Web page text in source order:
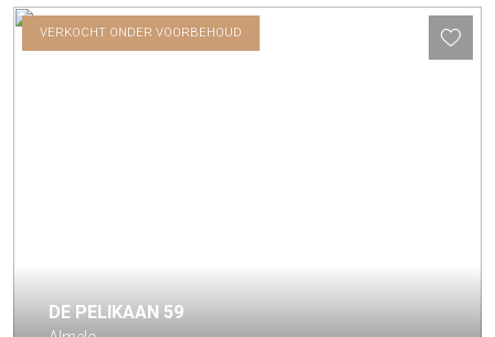
VERKOCHT ONDER VOORBEHOUD
DE PELIKAAN 59